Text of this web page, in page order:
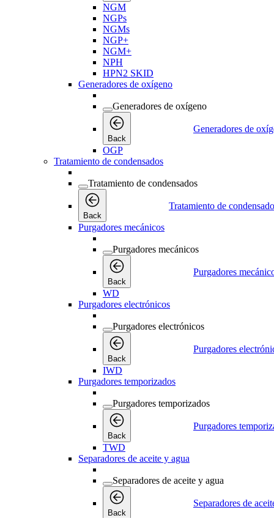
NGM
NGPs
NGMs
NGP+
NGM+
NPH
HPN2 SKID
Generadores de oxígeno
Generadores de oxígeno
Back
Generadores de
OGP
Tratamiento de condensados
Tratamiento de condensados
Back
Tratamiento de
Purgadores mecánicos
Purgadores mecánicos
Back
Purgadores
WD
Purgadores electrónicos
Purgadores electrónicos
Back
Purgadores
IWD
Purgadores temporizados
Purgadores temporizados
Back
Purgadores
TWD
Separadores de aceite y agua
Separadores de aceite y agua
Back
Separadores de